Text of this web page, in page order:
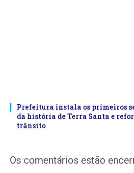
Prefeitura instala os primeiros
da história de Terra Santa e
trânsito
Os comentários estão